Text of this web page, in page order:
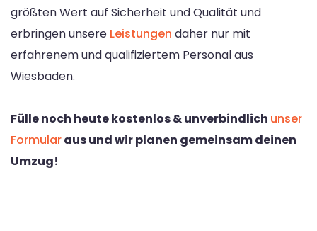
größten Wert auf Sicherheit und Qualität und
erbringen unsere Leistungen daher nur mit
erfahrenem und qualifiziertem Personal aus
Wiesbaden.
Fülle noch heute kostenlos & unverbindlich unser
Formularaus und wir planen gemeinsam deinen
Umzug!